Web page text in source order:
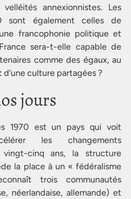
annexionnistes. Les
également celles de
francophonie politique et
sera-t-elle capable de
comme des égaux, au
d’une culture partagées ?
jours
1970 est un pays qui voit
les changements
vingt-cinq ans, la structure
la place à un « fédéralisme
trois communautés
néerlandaise, allemande) et